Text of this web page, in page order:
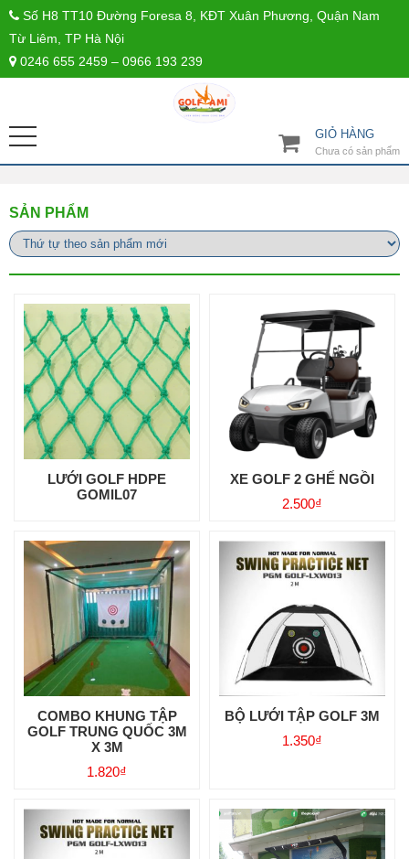
Số H8 TT10 Đường Foresa 8, KĐT Xuân Phương, Quận Nam
Từ Liêm, TP Hà Nội
0246 655 2459 – 0966 193 239
GIỎ HÀNG
Chưa có sản phẩm
SẢN PHẨM
LƯỚI GOLF HDPE
GOMIL07
XE GOLF 2 GHẾ NGỒI
2.500₫
COMBO KHUNG TẬP
GOLF TRUNG QUỐC 3M
X 3M
1.820₫
BỘ LƯỚI TẬP GOLF 3M
1.350₫